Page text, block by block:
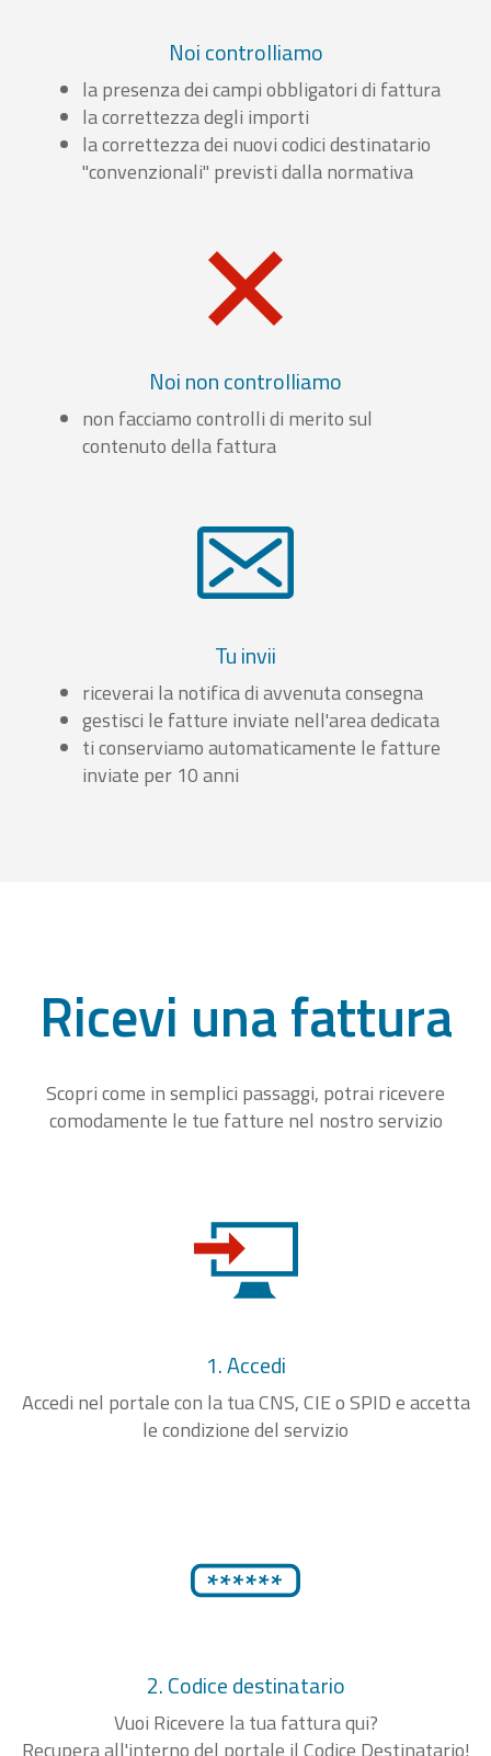
Noi controlliamo
la presenza dei campi obbligatori di fattura
la correttezza degli importi
la correttezza dei nuovi codici destinatario
"convenzionali" previsti dalla normativa
Noi non controlliamo
non facciamo controlli di merito sul
contenuto della fattura
Tu invii
riceverai la notifica di avvenuta consegna
gestisci le fatture inviate nell'area dedicata
ti conserviamo automaticamente le fatture
inviate per 10 anni
Ricevi una fattura
Scopri come in semplici passaggi, potrai ricevere
comodamente le tue fatture nel nostro servizio
1. Accedi
Accedi nel portale con la tua CNS, CIE o SPID e accetta
le condizione del servizio
2. Codice destinatario
Vuoi Ricevere la tua fattura qui?
Recupera all'interno del portale il Codice Destinatario!